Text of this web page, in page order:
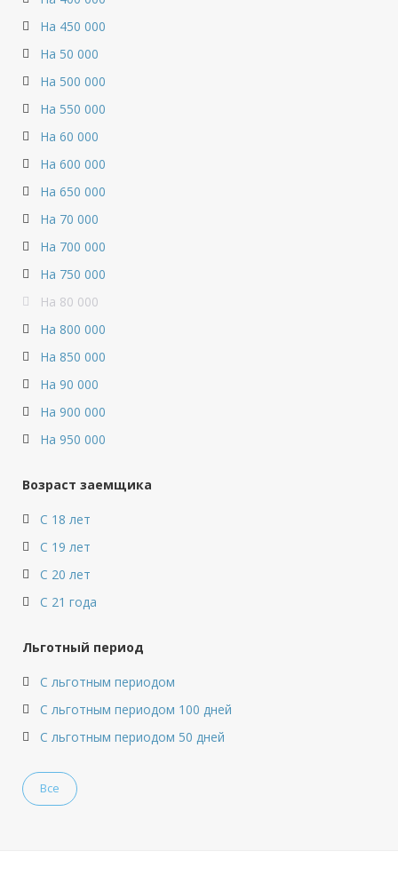
На 450 000
На 50 000
На 500 000
На 550 000
На 60 000
На 600 000
На 650 000
На 70 000
На 700 000
На 750 000
На 80 000
На 800 000
На 850 000
На 90 000
На 900 000
На 950 000
Возраст заемщика
С 18 лет
С 19 лет
С 20 лет
С 21 года
Льготный период
С льготным периодом
С льготным периодом 100 дней
С льготным периодом 50 дней
Все